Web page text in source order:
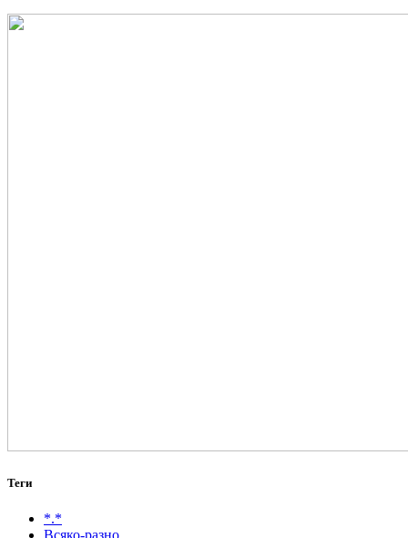
Теги
*.*
Всяко-разно